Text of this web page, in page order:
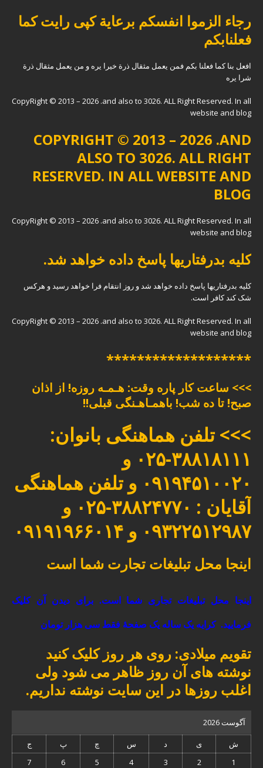
رجاء الزموا انفسکم برعایة کپی رایت کما
فعلنابکم
افعل بنا کما فعلنا بکم فمن یعمل مثقال ذرة خیرا یره و من یعمل مثقال ذرة
شرا یره
CopyRight © 2013 – 2026 .and also to 3026. ALL Right Reserved. In all
website and blog
COPYRIGHT © 2013 – 2026 .AND
ALSO TO 3026. ALL RIGHT
RESERVED. IN ALL WEBSITE AND
BLOG
CopyRight © 2013 – 2026 .and also to 3026. ALL Right Reserved. In all
website and blog
کلیه بدرفتاریها پاسخ داده خواهد شد.
کلیه بدرفتاریها پاسخ داده خواهد شد و روز انتقام فرا خواهد رسید و هرکس
شک کند کافر است.
CopyRight © 2013 – 2026 .and also to 3026. ALL Right Reserved. In all
website and blog
*******************
>>> ساعت کار پاره وقت: هـمـه روزه! از اذان
صبح! تا ده شب! باهمـاهـنگی قبلی!!
>>> تلفن هماهنگی بانوان:
۳۸۸۱۸۱۱۱-۰۲۵ و
۰۹۱۹۴۵۱۰۰۲۰ و تلفن هماهنگی
آقایان : ۳۸۸۲۴۷۷۰-۰۲۵ و
۰۹۳۲۲۵۱۲۹۸۷ و ۰۹۱۹۱۹۶۶۰۱۴
اینجا محل تبلیغات تجارت شما است
اینجا محل تبلیغات تجاری شما است. برای دیدن آن کلیک
فرمایید. کرایه یک ساله یک صفحۀ فقط سی هزار تومان
تقویم میلادی: روی هر روز کلیک کنید
نوشته های آن روز ظاهر می شود ولی
اغلب روزها در این سایت نوشته نداریم.
آگوست 2026
ش ی د س چ پ
ج
1
2
3
4
5
6
7